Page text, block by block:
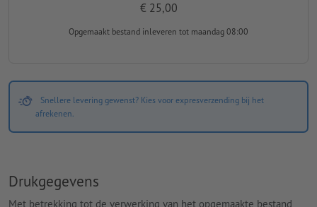
€ 25,00
Opgemaakt bestand inleveren tot maandag 08:00
Snellere levering gewenst? Kies voor expresverzending bij het
afrekenen.
Drukgegevens
Met betrekking tot de verwerking van het opgemaakte bestand